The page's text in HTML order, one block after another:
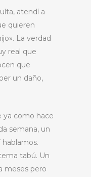
atendí a
quieren
La verdad
real que
que
un daño,
ya como hace
semana, un
tabú. Un
meses pero